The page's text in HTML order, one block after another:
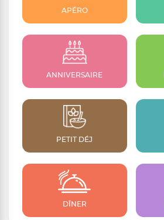
APÉRO
ANNIVERSAIRE
PETIT DÉJ
DÎNER